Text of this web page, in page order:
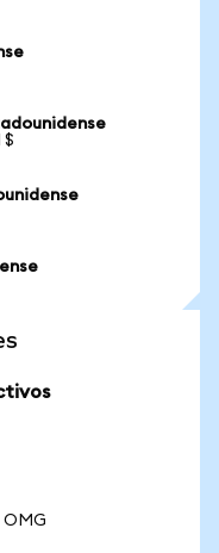
$
OMG